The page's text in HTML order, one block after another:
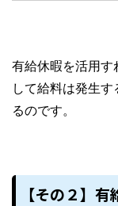
有給休暇を活用
して給料は発生
るのです。
【その２】